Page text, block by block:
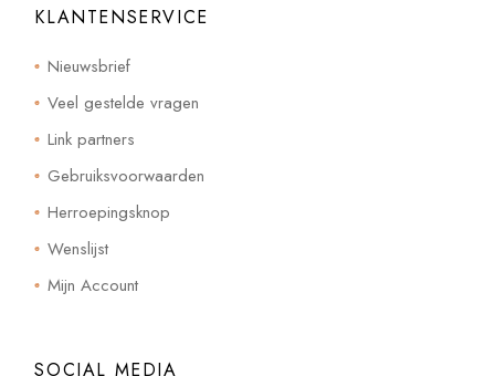
KLANTENSERVICE
Nieuwsbrief
Veel gestelde vragen
Link partners
Gebruiksvoorwaarden
Herroepingsknop
Wenslijst
Mijn Account
SOCIAL MEDIA